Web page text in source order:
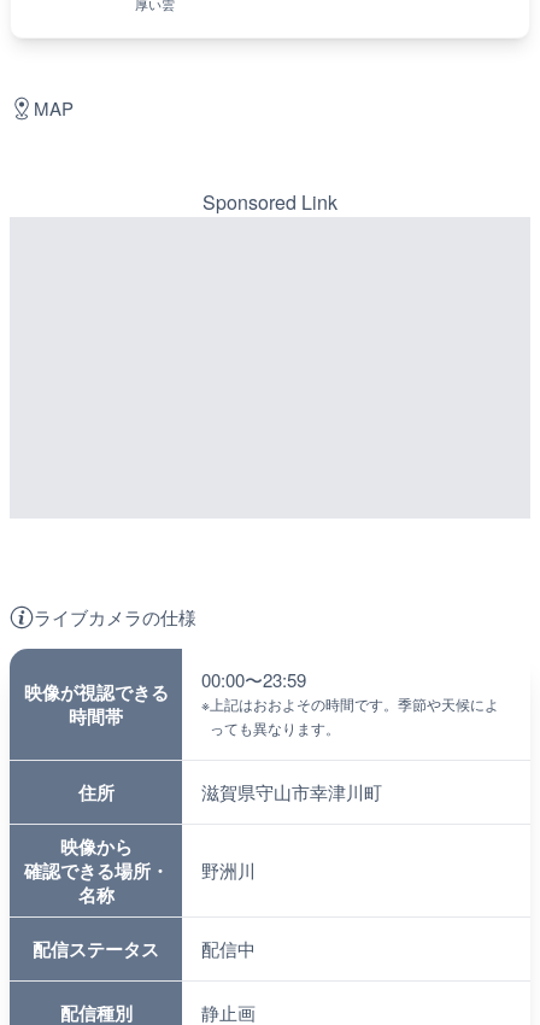
ライブカメラの仕様
映像が視認できる
時間帯
00:00〜23:59
※ 上記はおおよその時間です。季節や天候によ
っても異なります。
住所 滋賀県守山市幸津川町
映像から
確認できる場所・
名称
野洲川
配信ステータス 配信中
配信種別 静止画
MAP
Sponsored Link